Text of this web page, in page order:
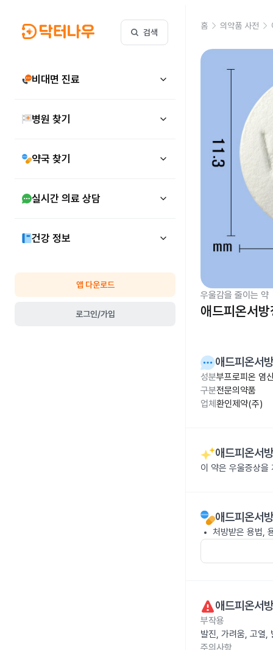
검색
비대면 진료
병원 찾기
약국 찾기
실시간 의료 상담
건강 정보
앱 다운로드
로그인/가입
홈 의약품 사전
우울감을 줄이는 약
애드피온서
애드피온서
성분부프로피온 염
구분전문의약품
업체 환인제약(주)
애드피온서
이 약은 우울증상을
애드피온서
처방받은 용법,
애드피온서
부작용
발진, 가려움, 고열,
주의사항